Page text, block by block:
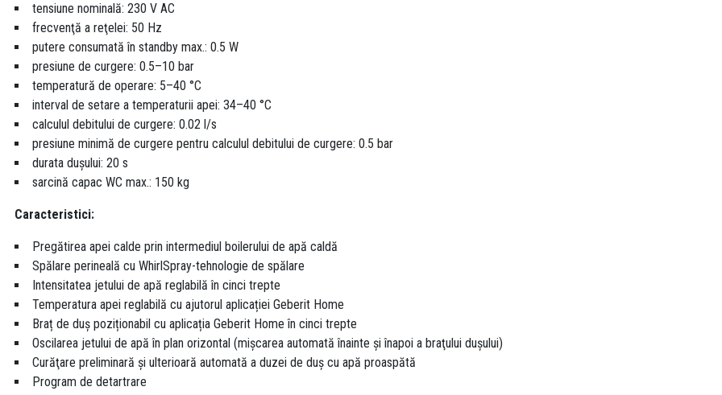
tensiune nominală: 230 V AC
frecvenţă a reţelei: 50 Hz
putere consumată în standby max.: 0.5 W
presiune de curgere: 0.5–10 bar
temperatură de operare: 5–40 °C
interval de setare a temperaturii apei: 34–40 °C
calculul debitului de curgere: 0.02 l/s
presiune minimă de curgere pentru calculul debitului de curgere: 0.5 bar
durata duşului: 20 s
sarcină capac WC max.: 150 kg
Caracteristici:
Pregătirea apei calde prin intermediul boilerului de apă caldă
Spălare perineală cu WhirlSpray-tehnologie de spălare
Intensitatea jetului de apă reglabilă în cinci trepte
Temperatura apei reglabilă cu ajutorul aplicației Geberit Home
Braț de duș poziționabil cu aplicația Geberit Home în cinci trepte
Oscilarea jetului de apă în plan orizontal (mişcarea automată înainte şi înapoi a braţului duşului)
Curăţare preliminară şi ulterioară automată a duzei de duş cu apă proaspătă
Program de detartrare